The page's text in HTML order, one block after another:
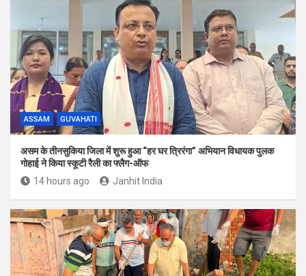
ASSAM GUVAHATI
असम के तीनसुकिया जिला में शुरू हुआ “हर घर त्रिरंगा” अभियान विधायक पुलक
गोहाई ने किया स्कूटी रैली का फ्लैग-ऑफ
14 hours ago
Janhit India